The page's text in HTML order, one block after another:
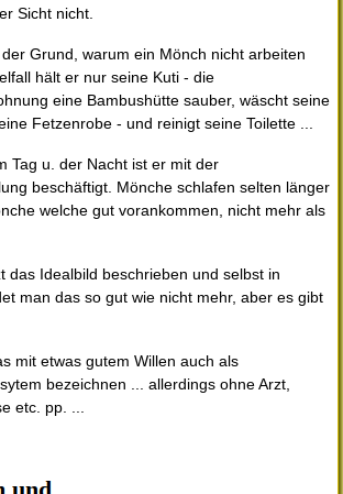
Sicht nicht.
Grund, warum ein Mönch nicht arbeiten
hält er nur seine Kuti - die
eine Bambushütte sauber, wäscht seine
Fetzenrobe - und reinigt seine Toilette ...
Tag u. der Nacht ist er mit der
beschäftigt. Mönche schlafen selten länger
welche gut vorankommen, nicht mehr als
das Idealbild beschrieben und selbst in
man das so gut wie nicht mehr, aber es gibt
mit etwas gutem Willen auch als
bezeichnen ... allerdings ohne Arzt,
etc. pp. ...